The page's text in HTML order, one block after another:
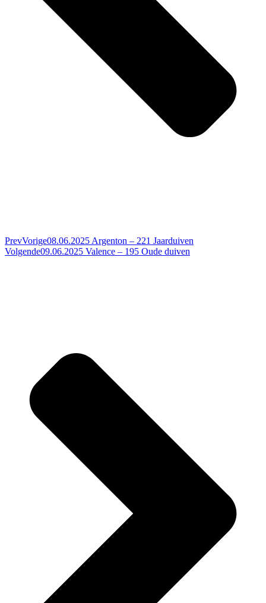
PrevVorige08.06.2025 Argenton – 221 Jaarduiven
Volgende09.06.2025 Valence – 195 Oude duiven